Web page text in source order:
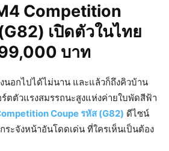
Competition
เปิดตัวในไทย
บาท
นอกไปได้ไม่นาน และแล้วก็ถึงคิวบ้าน
ร์ตตัวแรงสมรรถนะสูงแห่งค่ายใบพัดสีฟ้า
Coupe รหัส (G82) ดีไซน์
ะจังหน้าอันโดดเด่น ที่ใครเห็นเป็นต้อง